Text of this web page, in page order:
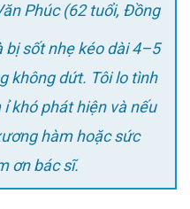
Phúc (62 tuổi, Đồng
bị sốt nhẹ kéo dài 4–5
không dứt. Tôi lo tình
khó phát hiện và nếu
hàm hoặc sức
ơn bác sĩ.